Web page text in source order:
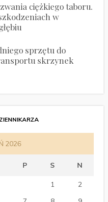
ciężkiego taboru.
w
sprzętu do
skrzynek
2026
P S N
1
2